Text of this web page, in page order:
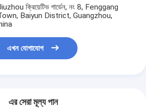
ক্রিয়েটিভ গার্ডেন, নং 8, Fenggang
Baiyun District, Guangzhou,
এখন যোগাযোগ
এর সেরা মূল্য পান